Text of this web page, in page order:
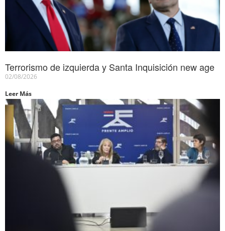
Terrorismo de izquierda y Santa Inquisición new age
02/08/2026
Leer Más